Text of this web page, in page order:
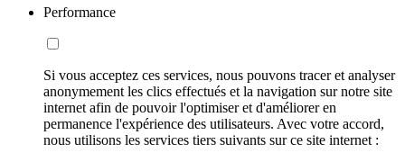
Performance
Si vous acceptez ces services, nous pouvons tracer et analyser
anonymement les clics effectués et la navigation sur notre site
internet afin de pouvoir l'optimiser et d'améliorer en
permanence l'expérience des utilisateurs. Avec votre accord,
nous utilisons les services tiers suivants sur ce site internet :